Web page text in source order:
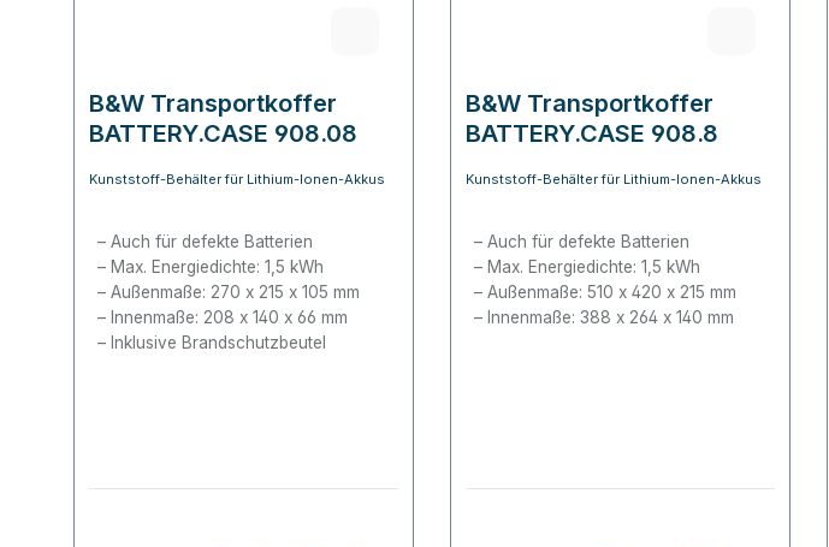
B&W Transportkoffer
BATTERY.CASE 908.08
Kunststoff-Behälter für Lithium-Ionen-Akkus
Auch für defekte Batterien
Max. Energiedichte: 1,5 kWh
Außenmaße: 270 x 215 x 105 mm
Innenmaße: 208 x 140 x 66 mm
Inklusive Brandschutzbeutel
B&W Transportkoffer
BATTERY.CASE 908.8
Kunststoff-Behälter für Lithium-Ionen-Akkus
Auch für defekte Batterien
Max. Energiedichte: 1,5 kWh
Außenmaße: 510 x 420 x 215 mm
Innenmaße: 388 x 264 x 140 mm